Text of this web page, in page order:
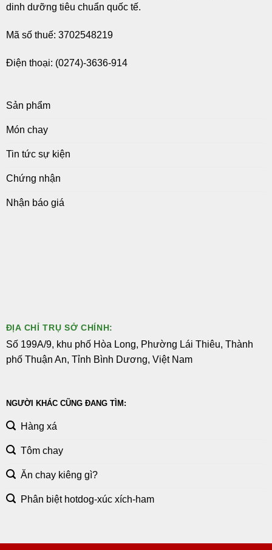
dinh dưỡng tiêu chuẩn quốc tế.
Mã số thuế: 3702548219
Điện thoại: (0274)-3636-914
Sản phẩm
Món chay
Tin tức sự kiện
Chứng nhận
Nhận báo giá
ĐỊA CHỈ TRỤ SỞ CHÍNH:
Số 199A/9, khu phố Hòa Long, Phường Lái Thiêu, Thành
phố Thuận An, Tỉnh Bình Dương, Việt Nam
NGƯỜI KHÁC CŨNG ĐANG TÌM:
Hàng xá
Tôm chay
Ăn chay kiêng gì?
Phân biệt hotdog-xúc xích-ham